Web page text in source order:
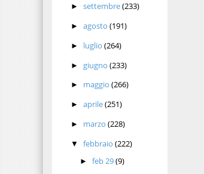
► settembre(233)
► agosto (191)
► luglio (264)
► giugno (233)
► maggio (266)
► aprile(251)
► marzo (228)
▼ febbraio (222)
►feb 29(9)